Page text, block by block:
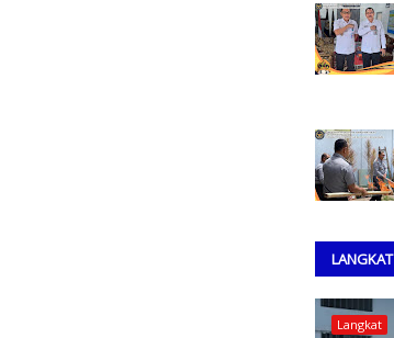
LANGKAT
Langkat